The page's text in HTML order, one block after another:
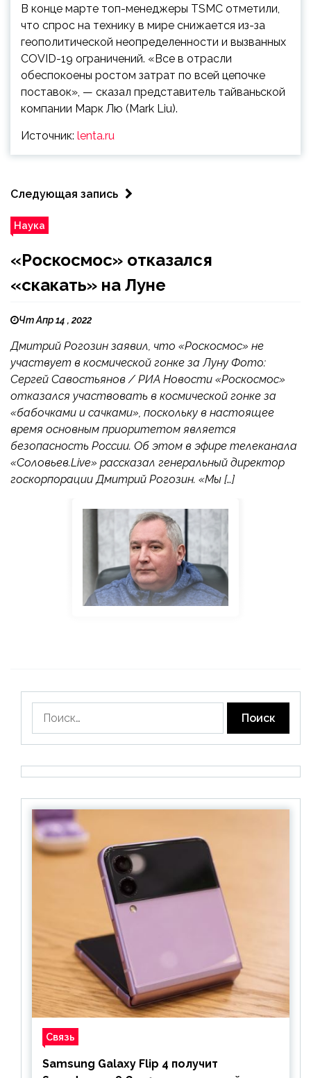
В конце марте топ-менеджеры TSMC отметили,
что спрос на технику в мире снижается из-за
геополитической неопределенности и вызванных
COVID-19 ограничений. «Все в отрасли
обеспокоены ростом затрат по всей цепочке
поставок», — сказал представитель тайваньской
компании Марк Лю (Mark Liu).
Источник: lenta.ru
Следующая запись
Наука
«Роскосмос» отказался
«скакать» на Луне
Чт Апр 14 , 2022
Дмитрий Рогозин заявил, что «Роскосмос» не
участвует в космической гонке за Луну Фото:
Сергей Савостьянов / РИА Новости «Роскосмос»
отказался участвовать в космической гонке за
«бабочками и сачками», поскольку в настоящее
время основным приоритетом является
безопасность России. Об этом в эфире телеканала
«Соловьев.Live» рассказал генеральный директор
госкорпорации Дмитрий Рогозин. «Мы […]
Связь
Samsung Galaxy Flip 4 получит